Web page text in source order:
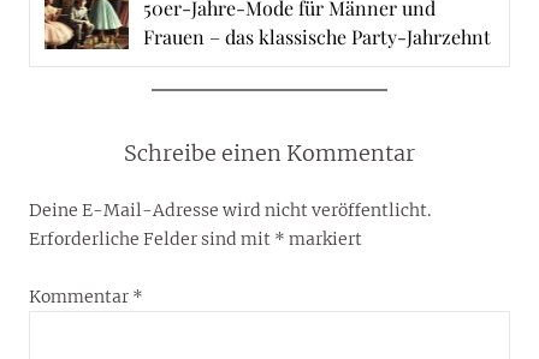
50er-Jahre-Mode für Männer und
Frauen – das klassische Party-Jahrzehnt
Schreibe einen Kommentar
Deine E-Mail-Adresse wird nicht veröffentlicht.
Erforderliche Felder sind mit * markiert
Kommentar *